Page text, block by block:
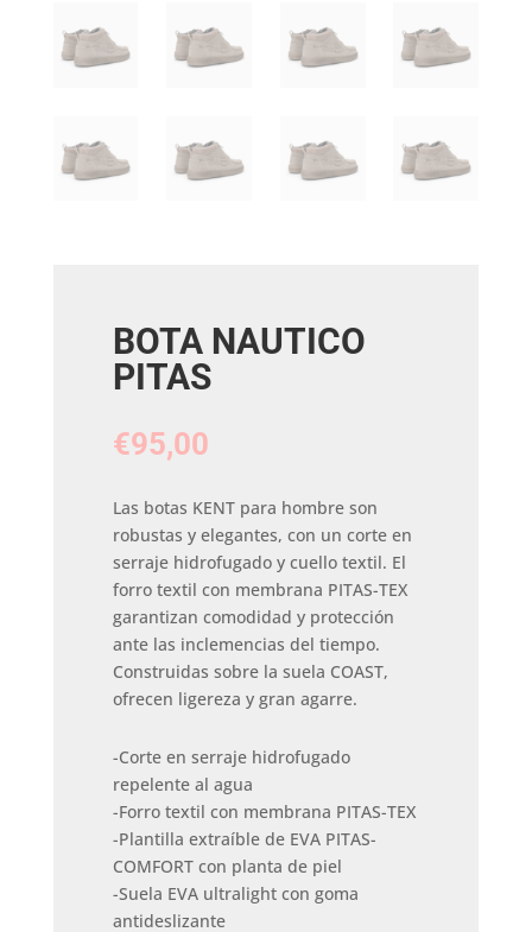
BOTA NAUTICO
PITAS
€95,00
Las botas KENT para hombre son
robustas y elegantes, con un corte en
serraje hidrofugado y cuello textil. El
forro textil con membrana PITAS-TEX
garantizan comodidad y protección
ante las inclemencias del tiempo.
Construidas sobre la suela COAST,
ofrecen ligereza y gran agarre.
-Corte en serraje hidrofugado
repelente al agua
-Forro textil con membrana PITAS-TEX
-Plantilla extraíble de EVA PITAS-
COMFORT con planta de piel
-Suela EVA ultralight con goma
antideslizante